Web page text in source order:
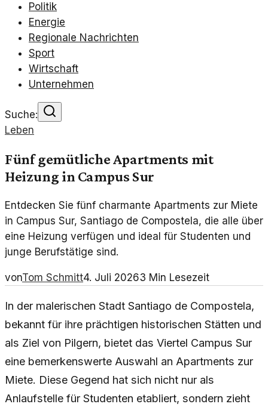
Politik
Energie
Regionale Nachrichten
Sport
Wirtschaft
Unternehmen
Suche:
Leben
Fünf gemütliche Apartments mit
Heizung in Campus Sur
Entdecken Sie fünf charmante Apartments zur Miete
in Campus Sur, Santiago de Compostela, die alle über
eine Heizung verfügen und ideal für Studenten und
junge Berufstätige sind.
vonTom Schmitt4. Juli 20263 Min Lesezeit
In der malerischen Stadt Santiago de Compostela,
bekannt für ihre prächtigen historischen Stätten und
als Ziel von Pilgern, bietet das Viertel Campus Sur
eine bemerkenswerte Auswahl an Apartments zur
Miete. Diese Gegend hat sich nicht nur als
Anlaufstelle für Studenten etabliert, sondern zieht